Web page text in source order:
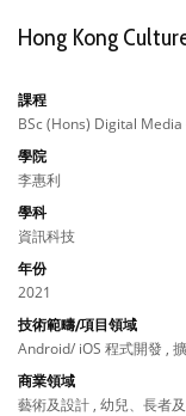
Hong Kong
課程
BSc (Hons) Digital
學院
李惠利
學科
資訊科技
年份
2021
技術範疇/項目領域
Android/ iOS 程式開發 ,
商業領域
藝術及設計 , 幼兒、長者